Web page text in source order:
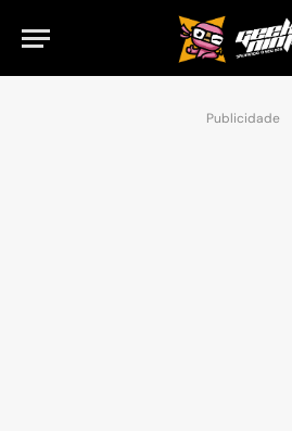
Publicidade